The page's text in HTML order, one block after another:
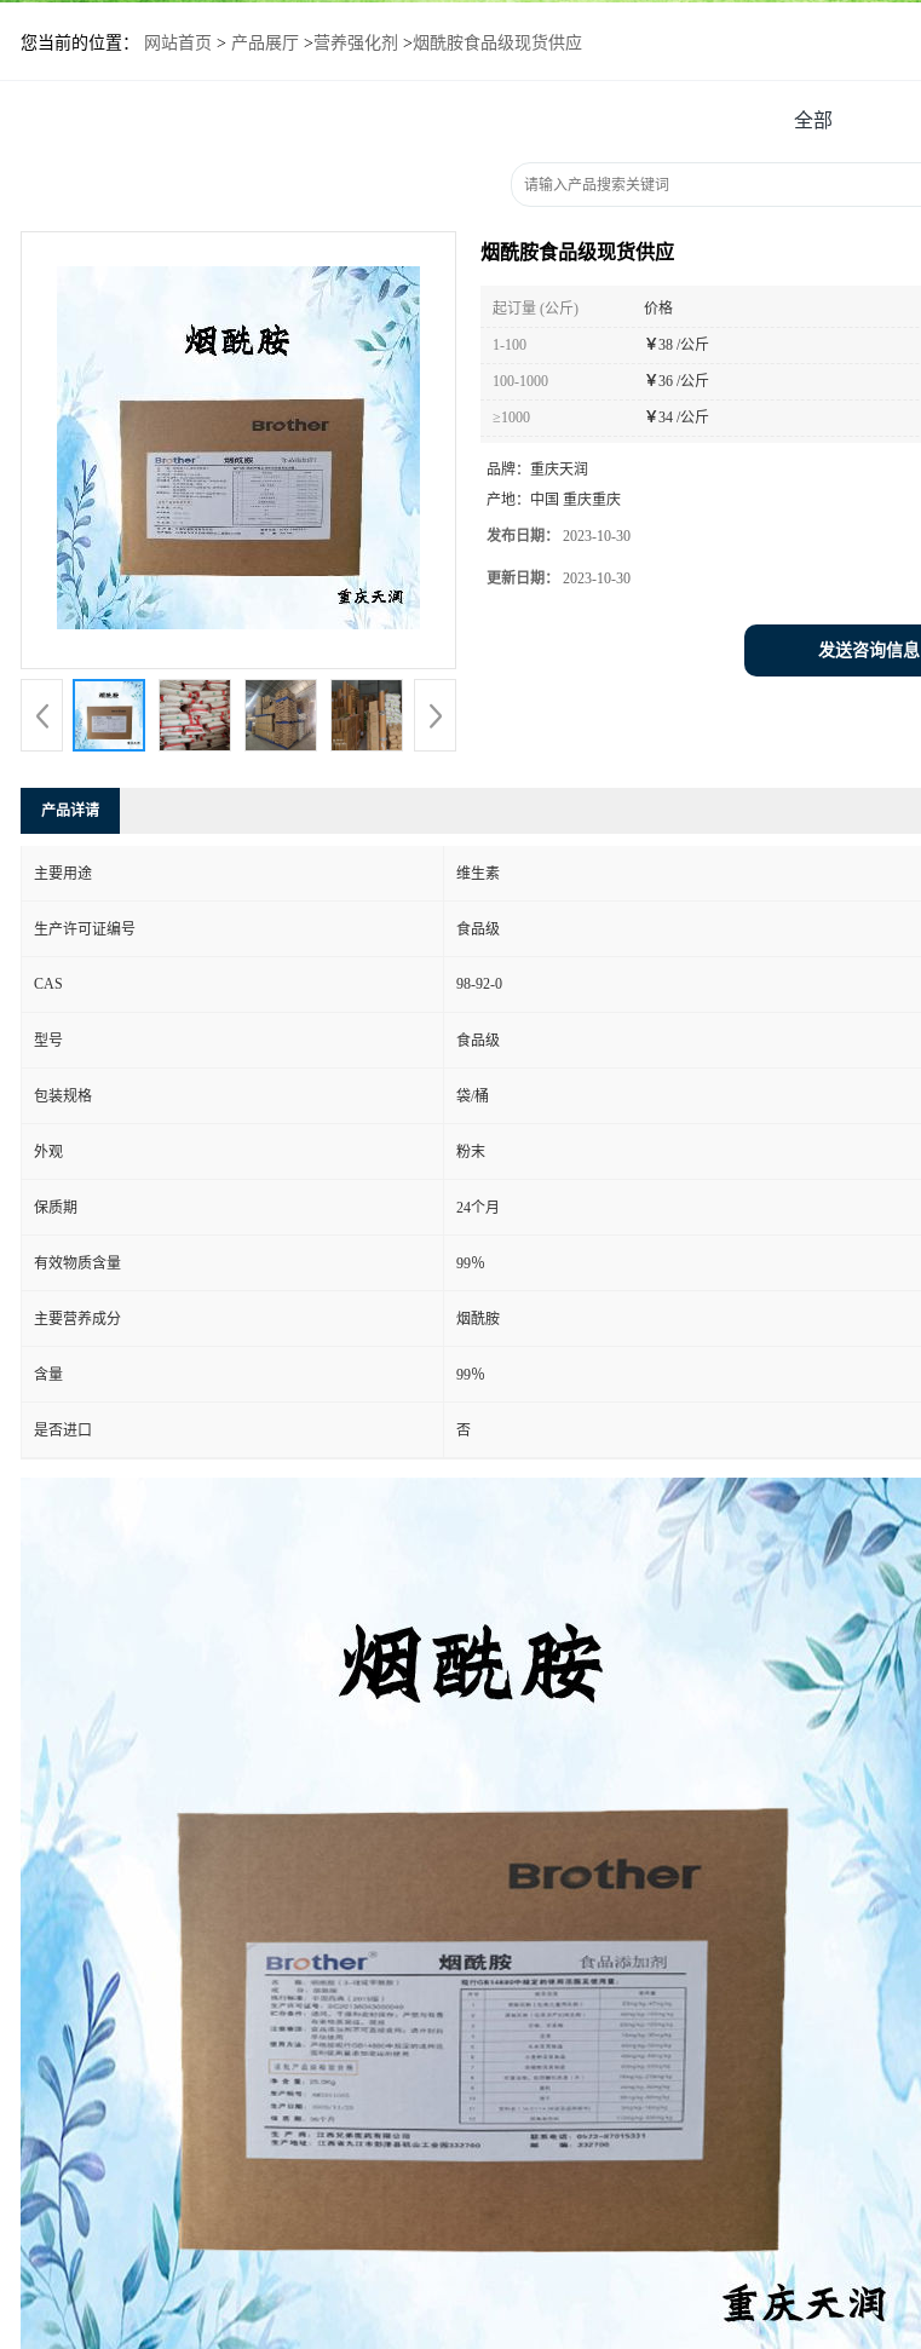
您当前的位置： 网站首页 > 产品展厅 >营养强化剂 >烟酰胺食品级现货供应
全部
烟酰胺食品级现货供应
起订量 (公斤) 价格
1-100 ￥38 /公斤
100-1000 ￥36 /公斤
≥1000 ￥34 /公斤
品牌： 重庆天润
产地： 中国 重庆重庆
发布日期： 2023-10-30
更新日期： 2023-10-30
发送咨询信息
产品详请
主要用途 维生素
生产许可证编号 食品级
CAS 98-92-0
型号 食品级
包装规格 袋/桶
外观 粉末
保质期 24个月
有效物质含量 99％
主要营养成分 烟酰胺
含量 99％
是否进口 否